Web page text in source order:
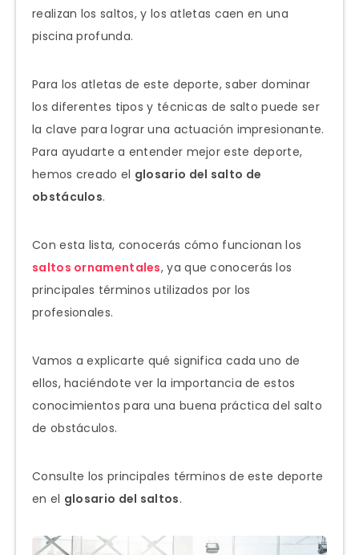
realizan los saltos, y los atletas caen en una
piscina profunda.
Para los atletas de este deporte, saber dominar
los diferentes tipos y técnicas de salto puede ser
la clave para lograr una actuación impresionante.
Para ayudarte a entender mejor este deporte,
hemos creado el glosario del salto de
obstáculos.
Con esta lista, conocerás cómo funcionan los
saltos ornamentales, ya que conocerás los
principales términos utilizados por los
profesionales.
Vamos a explicarte qué significa cada uno de
ellos, haciéndote ver la importancia de estos
conocimientos para una buena práctica del salto
de obstáculos.
Consulte los principales términos de este deporte
en el glosario del saltos.